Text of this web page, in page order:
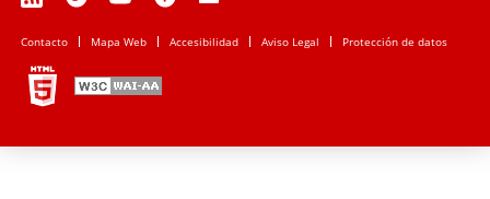
Contacto Mapa Web Accesibilidad Aviso Legal Protección de datos